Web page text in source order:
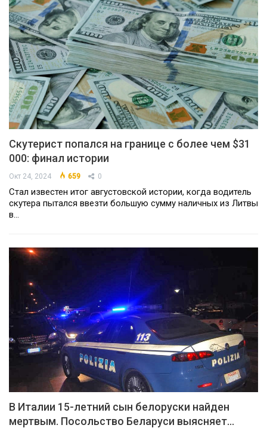
Скутерист попался на границе с более чем $31
000: финал истории
Окт 24, 2024 659 0
Стал известен итог августовской истории, когда водитель
скутера пытался ввезти большую сумму наличных из Литвы
в…
В Италии 15-летний сын белоруски найден
мертвым. Посольство Беларуси выясняет…